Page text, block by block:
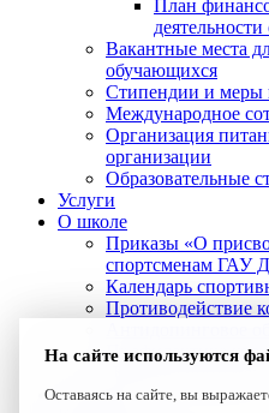
План
Вакантные места
обучающихся
Стипендии и меры
Международное
Организация
организации
Образовательные
Услуги
О школе
Приказы «О
спортсменам
Календарь
Противодействие
Профилактика
Новости
На сайте используются
Оставаясь на сайте, вы